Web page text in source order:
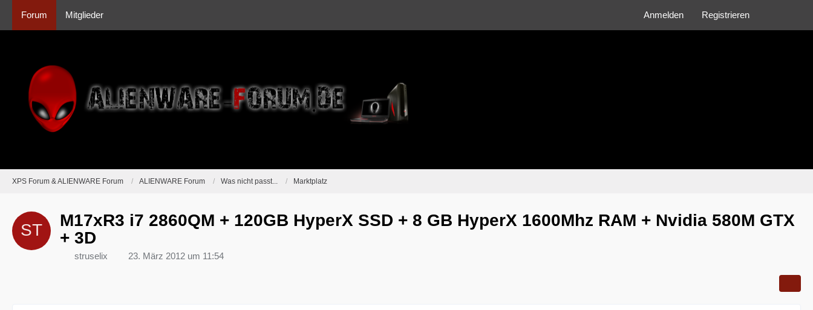
Forum Mitglieder Anmelden Registrieren
XPS Forum & ALIENWARE Forum ALIENWARE Forum Was nicht passt... Marktplatz
M17xR3 i7 2860QM + 120GB HyperX SSD + 8 GB HyperX 1600Mhz RAM + Nvidia 580M GTX
+ 3D
struselix 23. März 2012 um 11:54